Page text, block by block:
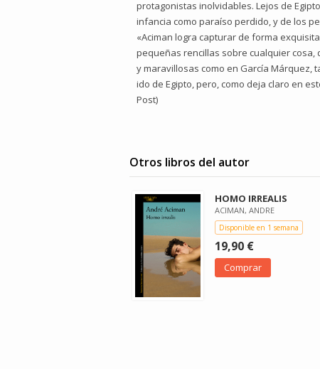
protagonistas inolvidables. Lejos de
infancia como paraíso perdido, y de los
«Aciman logra capturar de forma
pequeñas rencillas sobre cualquier
y maravillosas como en García Márquez,
ido de Egipto, pero, como deja claro en
Post)
Otros libros del autor
HOMO IRREALIS
ACIMAN, ANDRE
Disponible en 1 semana
19,90 €
Comprar